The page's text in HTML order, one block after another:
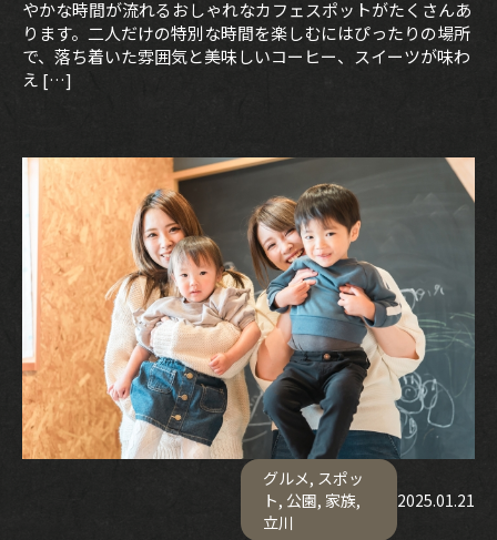
やかな時間が流れるおしゃれなカフェスポットがたくさんあ
ります。二人だけの特別な時間を楽しむにはぴったりの場所
で、落ち着いた雰囲気と美味しいコーヒー、スイーツが味わ
え […]
グルメ, スポッ
ト, 公園, 家族,
立川
2025.01.21